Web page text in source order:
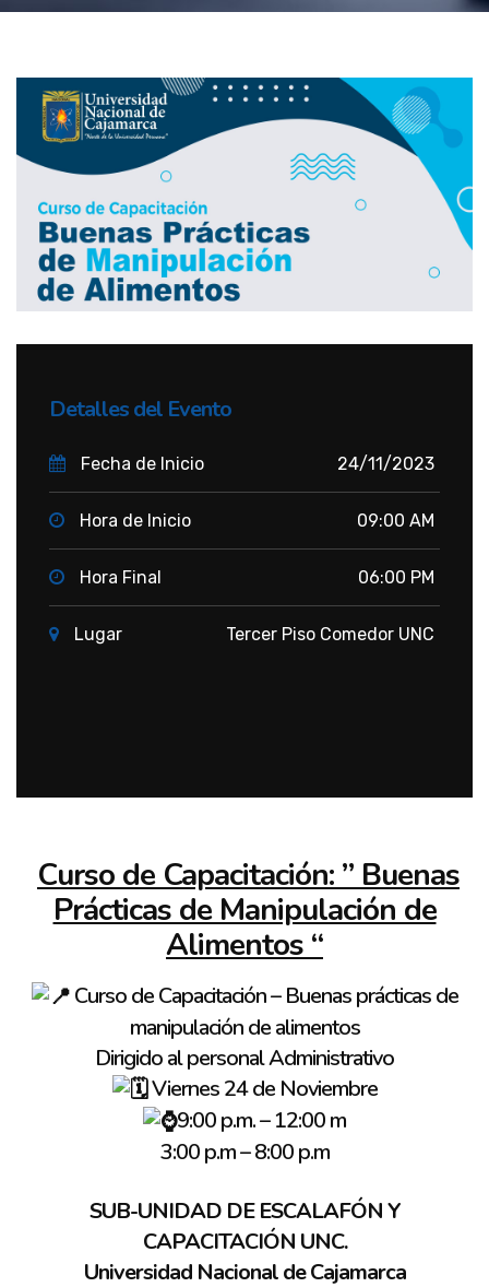
Detalles del Evento
Fecha de Inicio 24/11/2023
Hora de Inicio 09:00 AM
Hora Final 06:00 PM
Lugar Tercer Piso Comedor UNC
Curso de Capacitación: ” Buenas
Prácticas de Manipulación de
Alimentos “
Curso de Capacitación – Buenas prácticas de
manipulación de alimentos
Dirigido al personal Administrativo
Viernes 24 de Noviembre
9:00 p.m. – 12:00 m
3:00 p.m – 8:00 p.m
SUB-UNIDAD DE ESCALAFÓN Y
CAPACITACIÓN UNC.
Universidad Nacional de Cajamarca